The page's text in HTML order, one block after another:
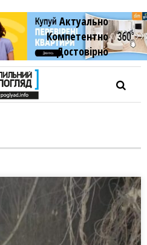
Актуально
Компетентно
Достовiрно